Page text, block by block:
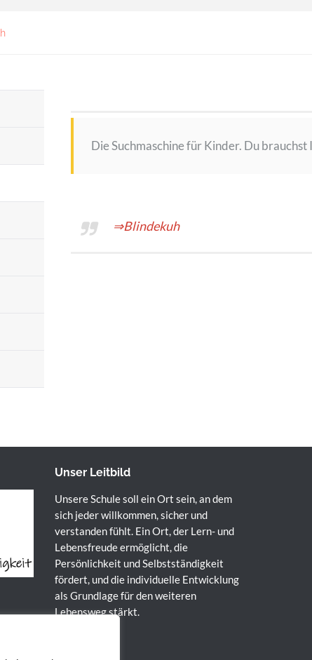
Die Suchmaschine für Kinder. Du
⇒Blindekuh
Unser Leitbild
Unsere Schule soll ein Ort sein, an dem
sich jeder willkommen, sicher und
verstanden fühlt. Ein Ort, der Lern- und
Lebensfreude ermöglicht, die
Persönlichkeit und Selbstständigkeit
fördert, und die individuelle Entwicklung
als Grundlage für den weiteren
Lebensweg stärkt.